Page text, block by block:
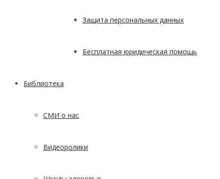
Защита персональных данных
Бесплатная юридическая помощь
Библиотека
СМИ о нас
Видеоролики